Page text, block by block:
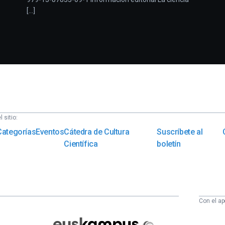
[...]
sitio:
EventosCátedra de Cultura
Científica
Suscríbete al
boletín
Con el